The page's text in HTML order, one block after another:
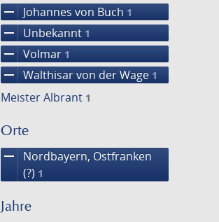
remove Johannes von Buch 1
remove Unbekannt 1
remove Volmar 1
remove Walthisar von der Wage 1
Meister Albrant 1
Orte
remove
Nordbayern, Ostfranken
(?) 1
Jahre